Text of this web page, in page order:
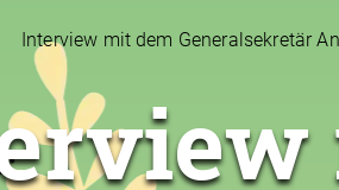
Interview mit dem Generalsekretär